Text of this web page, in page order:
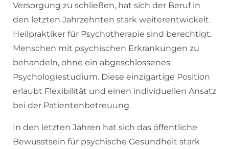
Versorgung zu schließen, hat sich der Beruf in
den letzten Jahrzehnten stark weiterentwickelt.
Heilpraktiker für Psychotherapie sind berechtigt,
Menschen mit psychischen Erkrankungen zu
behandeln, ohne ein abgeschlossenes
Psychologiestudium. Diese einzigartige Position
erlaubt Flexibilität und einen individuellen Ansatz
bei der Patientenbetreuung.
In den letzten Jahren hat sich das öffentliche
Bewusstsein für psychische Gesundheit stark